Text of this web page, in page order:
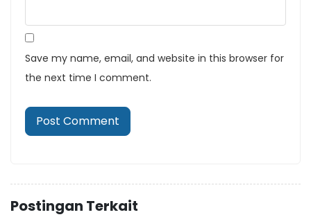
Save my name, email, and website in this browser for
the next time I comment.
Postingan Terkait